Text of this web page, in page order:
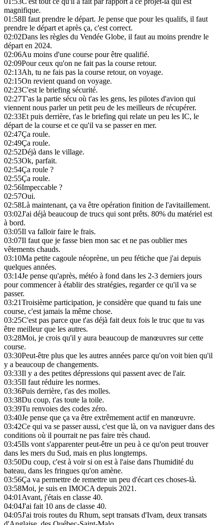
magnifique.
01:58Il faut prendre le départ. Je pense que pour les qualifs, il faut
prendre le départ et après ça, c'est correct.
02:02Dans les règles du Vendée Globe, il faut au moins prendre le
départ en 2024.
02:06Au moins d'une course pour être qualifié.
02:09Pour ceux qu'on ne fait pas la course retour.
02:13Ah, tu ne fais pas la course retour, on voyage.
02:15On revient quand on voyage.
02:23C'est le briefing sécurité.
02:27T'as la partie sécu où t'as les gens, les pilotes d'avion qui
viennent nous parler un petit peu de les meilleurs de récupérer.
02:33Et puis derrière, t'as le briefing qui relate un peu les IC, le
départ de la course et ce qu'il va se passer en mer.
02:47Ça roule.
02:49Ça roule.
02:52Déjà dans le village.
02:53Ok, parfait.
02:54Ça roule ?
02:55Ça roule.
02:56Impeccable ?
02:57Oui.
02:58Là maintenant, ça va être opération finition de l'avitaillement.
03:02J'ai déjà beaucoup de trucs qui sont prêts. 80% du matériel est
à bord.
03:05Il va falloir faire le frais.
03:07Il faut que je fasse bien mon sac et ne pas oublier mes
vêtements chauds.
03:10Ma petite cagoule néoprène, un peu fétiche que j'ai depuis
quelques années.
03:14Je pense qu'après, météo à fond dans les 2-3 derniers jours
pour commencer à établir des stratégies, regarder ce qu'il va se
passer.
03:21Troisième participation, je considère que quand tu fais une
course, c'est jamais la même chose.
03:25C'est pas parce que t'as déjà fait deux fois le truc que tu vas
être meilleur que les autres.
03:28Moi, je crois qu'il y aura beaucoup de manœuvres sur cette
course.
03:30Peut-être plus que les autres années parce qu'on voit bien qu'il
y a beaucoup de changements.
03:33Il y a des petites dépressions qui passent avec de l'air.
03:35Il faut réduire les normes.
03:36Puis derrière, t'as des molles.
03:38Du coup, t'as toute la toile.
03:39Tu renvoies des codes zéro.
03:40Je pense que ça va être extrêmement actif en manœuvre.
03:42Ce qui va se passer aussi, c'est que là, on va naviguer dans des
conditions où il pourrait ne pas faire très chaud.
03:45Ils vont s'apparenter peut-être un peu à ce qu'on peut trouver
dans les mers du Sud, mais en plus longtemps.
03:50Du coup, c'est à voir si on est à l'aise dans l'humidité du
bateau, dans les fringues qu'on amène.
03:56Ça va permettre de remettre un peu d'écart ces choses-là.
03:58Moi, je suis en IMOCA depuis 2021.
04:01Avant, j'étais en classe 40.
04:04J'ai fait 10 ans de classe 40.
04:05J'ai trois routes du Rhum, sept transats d'Ivam, deux transats